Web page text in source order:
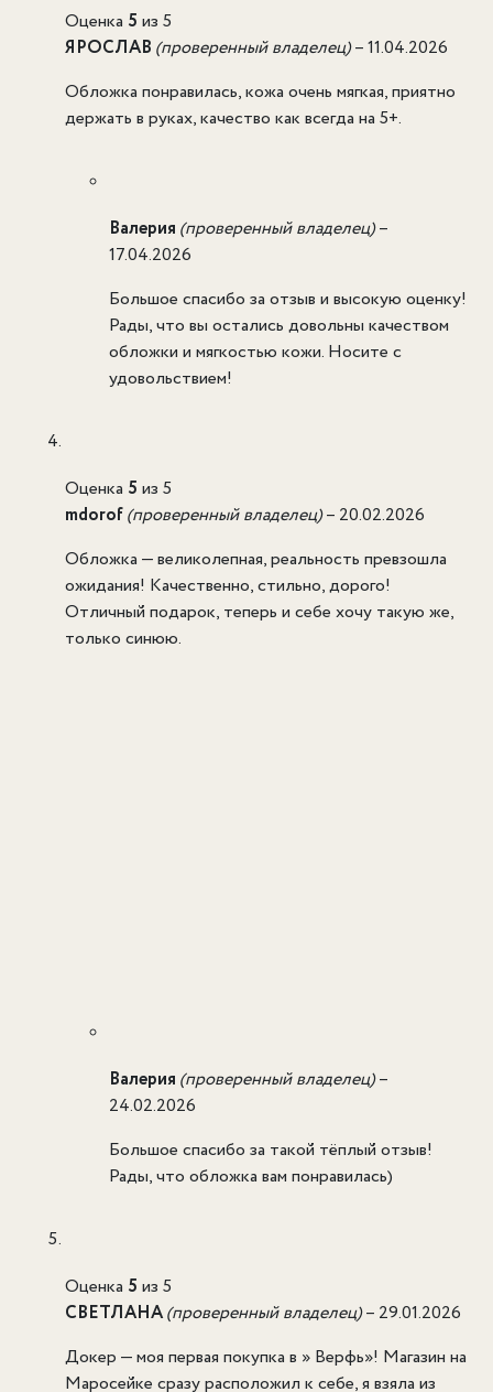
Оценка 5 из 5
ЯРОСЛАВ (проверенный владелец)–11.04.2026
Обложка понравилась, кожа очень мягкая, приятно
держать в руках, качество как всегда на 5+.
Валерия (проверенный владелец)–
17.04.2026
Большое спасибо за отзыв и высокую оценку!
Рады, что вы остались довольны качеством
обложки и мягкостью кожи. Носите с
удовольствием!
Оценка 5 из 5
mdorof(проверенный владелец)– 20.02.2026
Обложка — великолепная, реальность превзошла
ожидания! Качественно, стильно, дорого!
Отличный подарок, теперь и себе хочу такую же,
только синюю.
Валерия (проверенный владелец)–
24.02.2026
Большое спасибо за такой тёплый отзыв!
Рады, что обложка вам понравилась)
Оценка 5 из 5
СВЕТЛАНА(проверенный владелец)– 29.01.2026
Докер — моя первая покупка в » Верфь»! Магазин на
Маросейке сразу расположил к себе, я взяла из